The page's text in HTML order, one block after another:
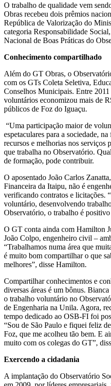
O trabalho de qualidade vem
Obras recebeu dois prêmios
República de Valorização do
categoria Responsabilidade
Nacional de Boas Práticas do
Conhecimento compartilhado
Além do GT Obras, o
com os GTs Coleta Seletiva,
Conselhos Municipais. Entre
voluntários economizou mais de
públicos de Foz do Iguaçu.
“Uma participação maior de
espetaculares para a sociedade,
recursos e melhorias nos
que trabalha no Observatório.
de formação, pode contribuir.
O aposentado João Carlos
Financeira da Itaipu, não é
verificando contratos e licitações.
voluntário, desenvolvendo
Observatório, o trabalho é
O GT conta ainda com Hamilton
João Colpo, engenheiro civil –
“Trabalhamos numa área que
é muito bom compartilhar o que
melhores”, disse Hamilton.
Compartilhar conhecimentos e
diversas áreas é um bônus.
o trabalho voluntário no
de Engenharia na Unila. Agora,
tempo dedicado ao OSB-FI foi
“Sou de São Paulo e fiquei feliz
Foz, que me acolheu tão bem. E
muito com os colegas do GT”,
Exercendo a cidadania
A implantação do Observatório